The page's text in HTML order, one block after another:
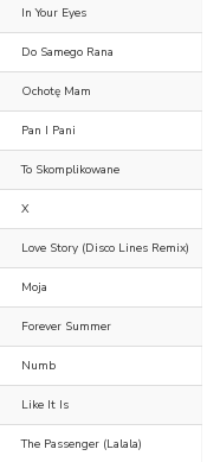
In Your Eyes
Do Samego Rana
Ochotę Mam
Pan I Pani
To Skomplikowane
X
Love Story (Disco Lines Remix)
Moja
Forever Summer
Numb
Like It Is
The Passenger (Lalala)